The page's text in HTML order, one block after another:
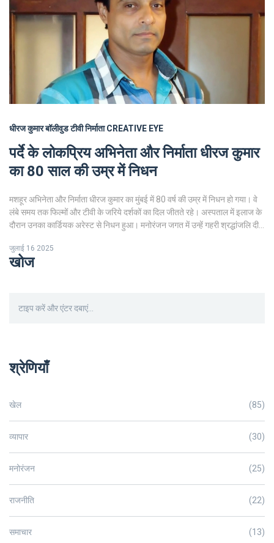
धीरज कुमारबॉलीवुडटीवी निर्माताCREATIVE EYE
पर्दे के लोकप्रिय अभिनेता और निर्माता धीरज कुमार
का 80 साल की उम्र में निधन
मशहूर अभिनेता और निर्माता धीरज कुमार का मुंबई में 80 वर्ष की उम्र में निधन हो गया। वे
लंबे समय तक फिल्मों और टीवी के जरिये दर्शकों का दिल जीतते रहे। अस्पताल में इलाज के
दौरान उनका कार्डियक अरेस्ट से निधन हुआ। मनोरंजन जगत में उन्हें गहरी श्रद्धांजलि दी
जुलाई 16 2025
खोज
श्रेणियाँ
खेल (85)
व्यापार (30)
मनोरंजन (25)
राजनीति (22)
समाचार (13)